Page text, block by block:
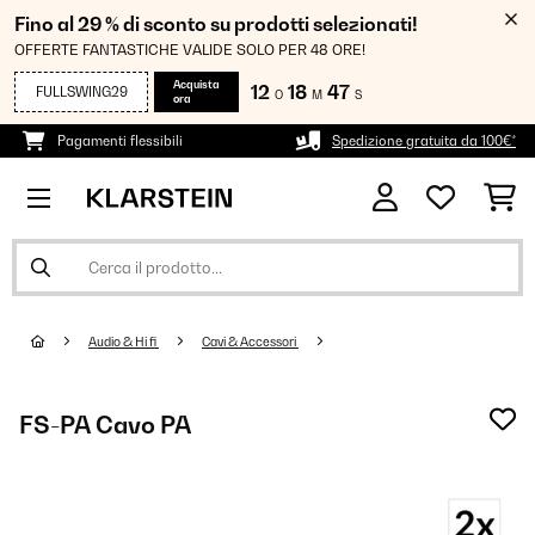
Fino al 29 % di sconto su prodotti selezionati!
OFFERTE FANTASTICHE VALIDE SOLO PER 48 ORE!
FULLSWING29
Acquista
ora
12 O 18 M 47 S
Pagamenti flessibili Spedizione gratuita da 100€*
Audio & Hi fi Cavi & Accessori
FS-PA Cavo PA